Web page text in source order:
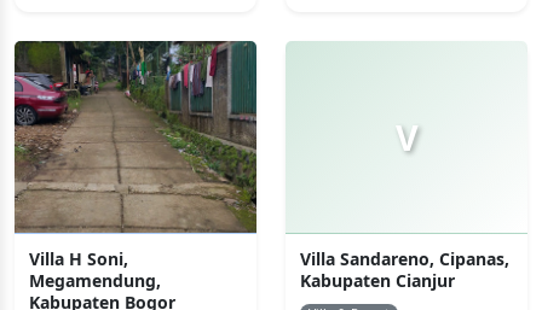
Villa H Soni,
Megamendung,
Kabupaten Bogor
V
Villa Sandareno, Cipanas,
Kabupaten Cianjur